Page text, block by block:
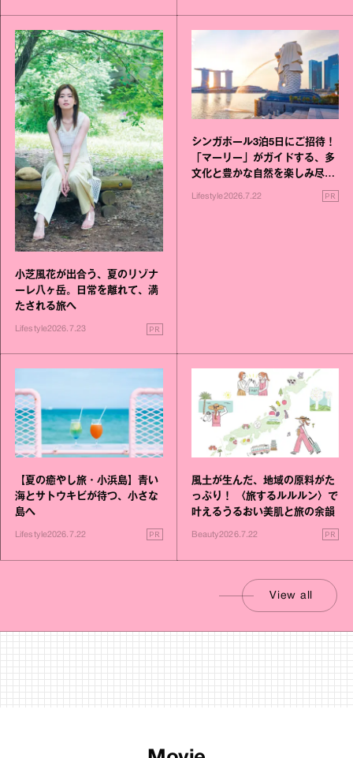
小芝風花が出合う、夏のリゾナ
ーレ八ヶ岳。日常を離れて、満
たされる旅へ
Lifestyle2026.7.23 PR
シンガポール3泊5日にご招待！
「マーリー」がガイドする、多
文化と豊かな自然を楽しみ尽く
Lifestyle2026.7.22 PR
【夏の癒やし旅・小浜島】青い
海とサトウキビが待つ、小さな
島へ
Lifestyle2026.7.22 PR
風土が生んだ、地域の原料がた
っぷり！ 〈旅するルルルン〉で
叶えるうるおい美肌と旅の余韻
Beauty2026.7.22 PR
View all